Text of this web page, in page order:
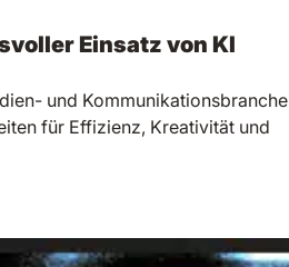
Einsatz von KI
und Kommunikationsbranche
für Effizienz, Kreativität und